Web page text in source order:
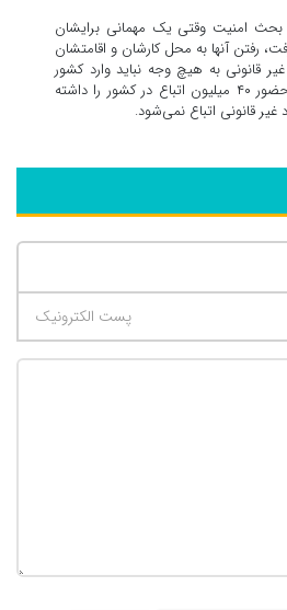
بحث امنیت وقتی یک مهمانی برایشان
رفتن آنها به محل کارشان و اقامتشان
قانونی به هیچ وجه نباید وارد کشور
شوند شاید شرایط و زمینه حضور ۴۰ میلیون اتباع در کشور را داشته
غیر قانونی اتباع نمی‌شود.